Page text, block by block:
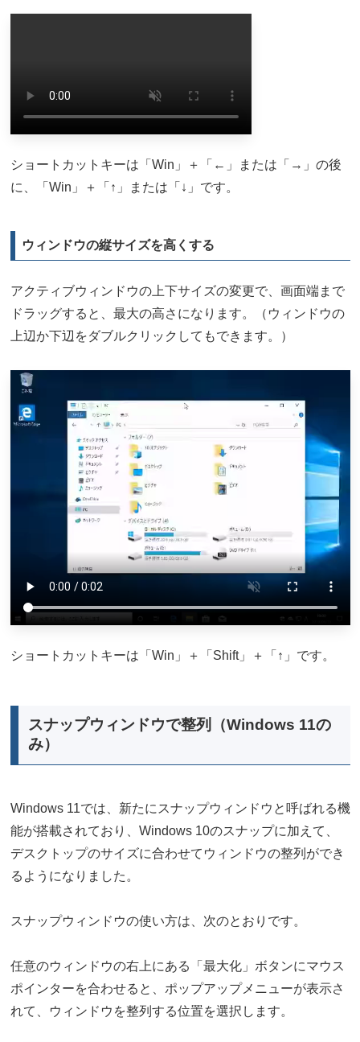
ショートカットキーは「Win」＋「←」または「→」の後
に、「Win」＋「↑」または「↓」です。
ウィンドウの縦サイズを高くする
アクティブウィンドウの上下サイズの変更で、画面端まで
ドラッグすると、最大の高さになります。（ウィンドウの
上辺か下辺をダブルクリックしてもできます。）
ショートカットキーは「Win」＋「Shift」＋「↑」です。
スナップウィンドウで整列（Windows 11の
み）
Windows 11では、新たにスナップウィンドウと呼ばれる機
能が搭載されており、Windows 10のスナップに加えて、
デスクトップのサイズに合わせてウィンドウの整列ができ
るようになりました。
スナップウィンドウの使い方は、次のとおりです。
任意のウィンドウの右上にある「最大化」ボタンにマウス
ポインターを合わせると、ポップアップメニューが表示さ
れて、ウィンドウを整列する位置を選択します。